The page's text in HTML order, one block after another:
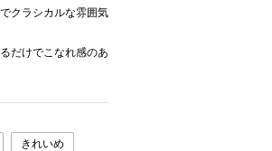
クラシカルな雰囲気
だけでこなれ感のあ
きれいめ